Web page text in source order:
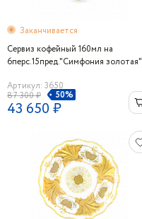
Заканчивается
Сервиз кофейный 160мл на
6перс.15пред."Симфония золотая"
Артикул: 3650
87 300 ₽
50%
43 650 ₽